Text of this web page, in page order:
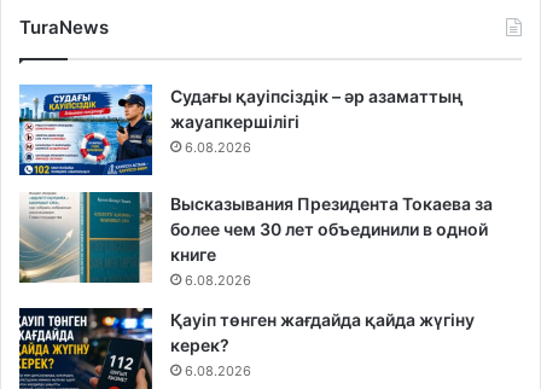
TuraNews
Судағы қауіпсіздік – әр азаматтың
жауапкершілігі
6.08.2026
Высказывания Президента Токаева за
более чем 30 лет объединили в одной
книге
6.08.2026
Қауіп төнген жағдайда қайда жүгіну
керек?
6.08.2026